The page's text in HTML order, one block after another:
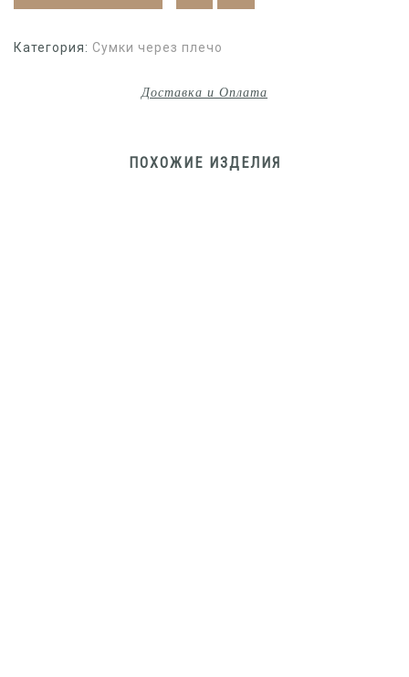
Категория: Сумки через плечо
Доставка и Оплата
ПОХОЖИЕ ИЗДЕЛИЯ